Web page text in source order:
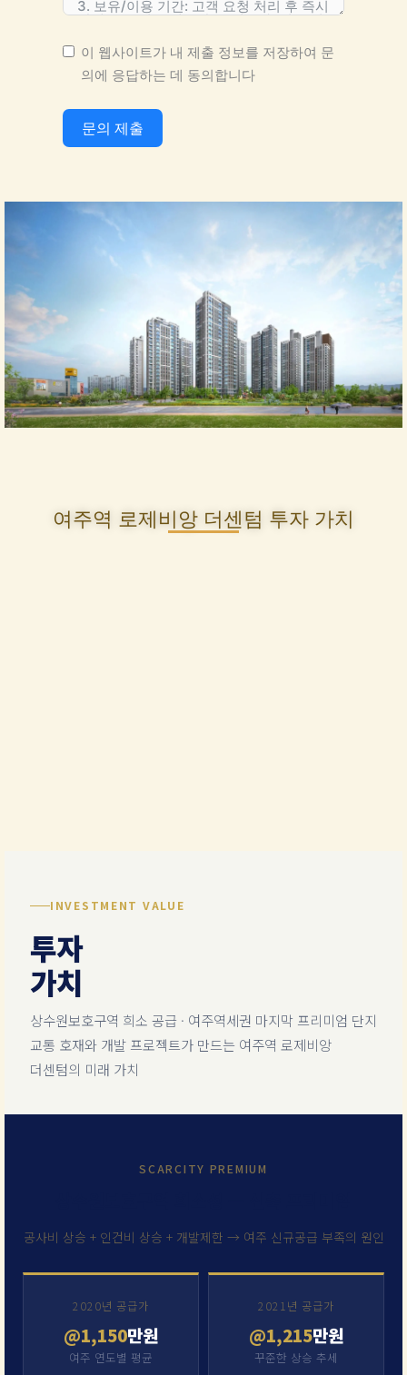
이 웹사이트가 내 제출 정보를 저장하여 문
의에 응답하는 데 동의합니다
문의 제출
여주역 로제비앙 더센텀 투자 가치
INVESTMENT VALUE
투자
가치
상수원보호구역 희소 공급 · 여주역세권 마지막 프리미엄 단지
교통 호재와 개발 프로젝트가 만드는 여주역 로제비앙
더센텀의 미래 가치
SCARCITY PREMIUM
공사비 상승 + 인건비 상승 + 개발제한 → 여주 신규공급 부족의 원인
2020년 공급가
@1,150만원
여주 연도별 평균
2021년 공급가
@1,215만원
꾸준한 상승 추세